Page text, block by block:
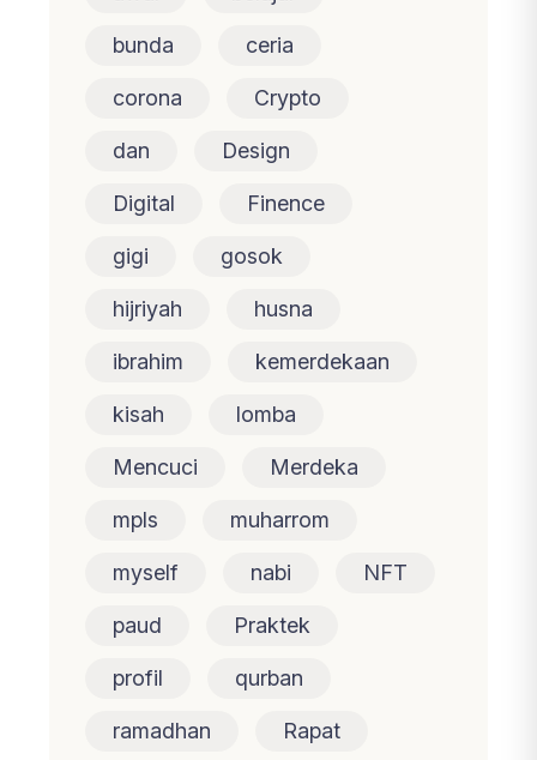
bunda ceria
corona Crypto
dan Design
Digital Finence
gigi gosok
hijriyah husna
ibrahim kemerdekaan
kisah lomba
Mencuci Merdeka
mpls muharrom
myself nabi NFT
paud Praktek
profil qurban
ramadhan Rapat